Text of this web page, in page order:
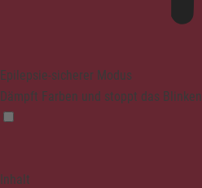
Epilepsie-sicherer Modus
Dämpft Farben und stoppt das Blinken
Inhalt